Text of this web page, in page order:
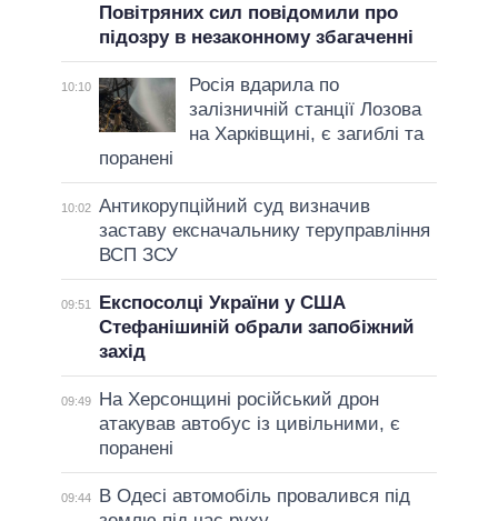
Повітряних сил повідомили про
підозру в незаконному збагаченні
10:10
Росія вдарила по
залізничній станції Лозова
на Харківщині, є загиблі та
поранені
10:02 Антикорупційний суд визначив
заставу ексначальнику теруправління
ВСП ЗСУ
09:51
Експосолці України у США
Стефанішиній обрали запобіжний
захід
09:49
На Херсонщині російський дрон
атакував автобус із цивільними, є
поранені
09:44
В Одесі автомобіль провалився під